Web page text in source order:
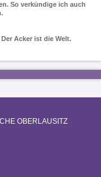
So verkündige ich auch
Acker ist die Welt.
OBERLAUSITZ